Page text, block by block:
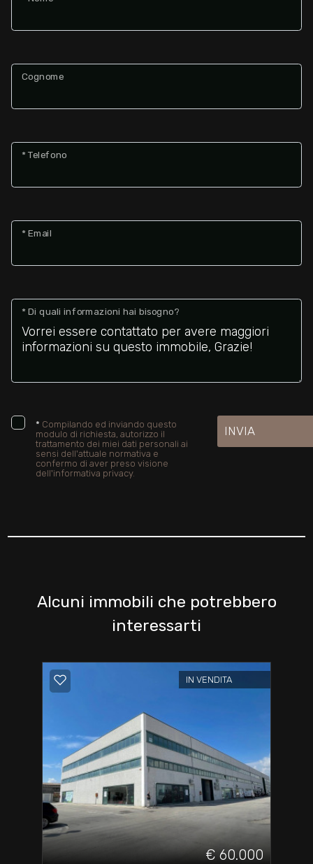
Cognome
* Telefono
* Email
* Di quali informazioni hai bisogno?
* Compilando ed inviando questo
modulo di richiesta, autorizzo il
trattamento dei miei dati personali ai
sensi dell'attuale normativa e
confermo di aver preso visione
dell'informativa privacy.
INVIA
Alcuni immobili che potrebbero
interessarti
IN VENDITA
€ 60.000